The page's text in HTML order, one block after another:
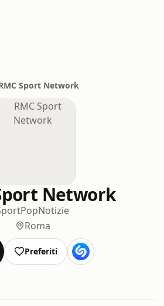
Sport Network
Network
PopNotizie
Roma
Preferiti